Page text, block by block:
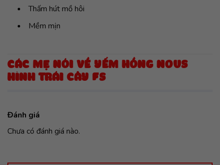
Thấm hút mồ hôi
Mềm mịn
CÁC MẸ NÓI VỀ YẾM HỒNG NOUS
HÌNH TRÁI CÂY FS
Đánh giá
Chưa có đánh giá nào.